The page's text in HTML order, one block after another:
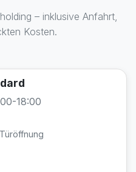
– inklusive Anfahrt,
Kosten.
18:00